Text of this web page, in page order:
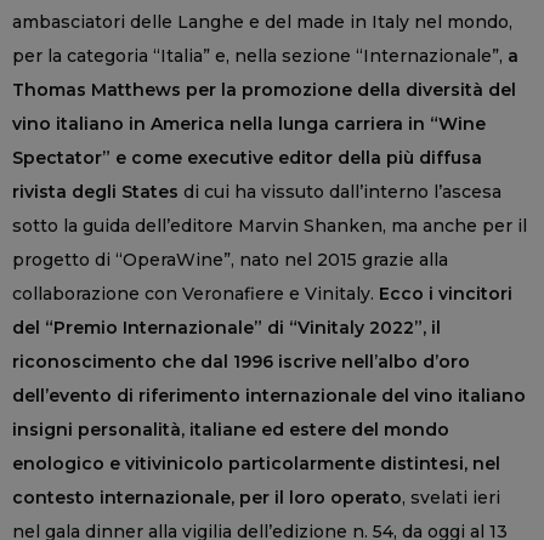
ambasciatori delle Langhe e del made in Italy nel mondo,
per la categoria “Italia” e, nella sezione “Internazionale”, a
Thomas Matthews per la promozione della diversità del
vino italiano in America nella lunga carriera in “Wine
Spectator” e come executive editor della più diffusa
rivista degli States di cui ha vissuto dall’interno l’ascesa
sotto la guida dell’editore Marvin Shanken, ma anche per il
progetto di “OperaWine”, nato nel 2015 grazie alla
collaborazione con Veronafiere e Vinitaly. Ecco i vincitori
del “Premio Internazionale” di “Vinitaly 2022”, il
riconoscimento che dal 1996 iscrive nell’albo d’oro
dell’evento di riferimento internazionale del vino italiano
insigni personalità, italiane ed estere del mondo
enologico e vitivinicolo particolarmente distintesi, nel
contesto internazionale, per il loro operato, svelati ieri
nel gala dinner alla vigilia dell’edizione n. 54, da oggi al 13